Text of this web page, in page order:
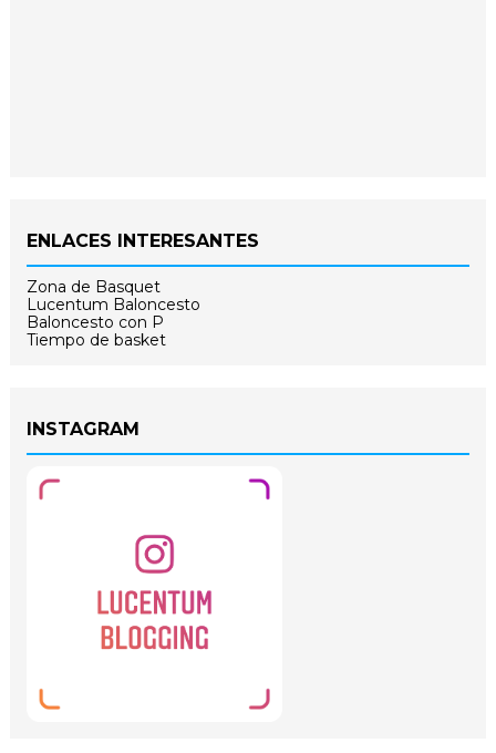
ENLACES INTERESANTES
Zona de Basquet
Lucentum Baloncesto
Baloncesto con P
Tiempo de basket
INSTAGRAM